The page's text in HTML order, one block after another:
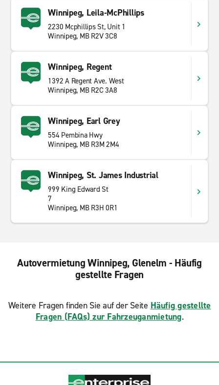
Winnipeg, Leila-McPhillips
2230 Mcphillips St, Unit 1
Winnipeg, MB R2V 3C8
Winnipeg, Regent
1392 A Regent Ave. West
Winnipeg, MB R2C 3A8
Winnipeg, Earl Grey
554 Pembina Hwy
Winnipeg, MB R3M 2M4
Winnipeg, St. James Industrial
999 King Edward St
7
Winnipeg, MB R3H 0R1
Autovermietung Winnipeg, Glenelm - Häufig
gestellte Fragen
Weitere Fragen finden Sie auf der Seite Häufig gestellte
Fragen (FAQs) zur Fahrzeuganmietung.